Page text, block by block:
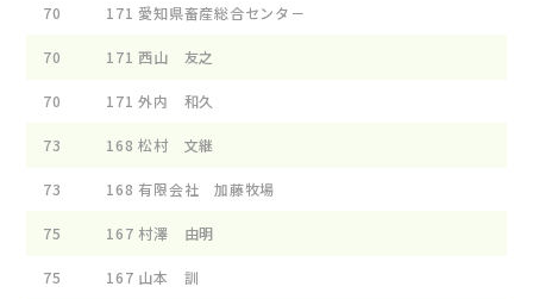
70 171 愛知県畜産総合センタ－
70 171 西山 友之
70 171 外内 和久
73 168 松村 文継
73 168 有限会社 加藤牧場
75 167 村澤 由明
75 167 山本 訓